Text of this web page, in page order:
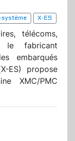
système
X-ES
télécoms,
le fabricant
embarqués
ES) propose
XMC/PMC